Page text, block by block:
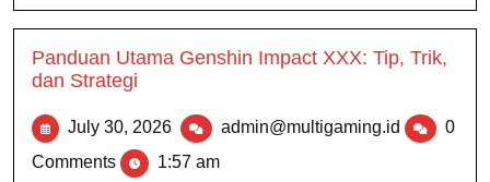
Panduan Utama Genshin Impact XXX: Tip, Trik,
dan Strategi
July 30, 2026 admin@multigaming.id
0
Comments
1:57 am